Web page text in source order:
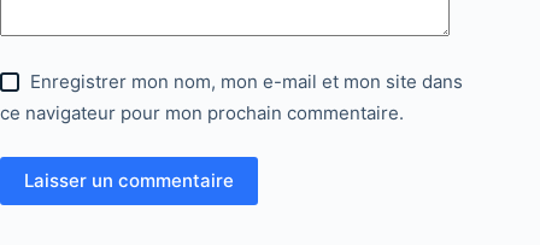
Enregistrer mon nom, mon e-mail et mon site dans
ce navigateur pour mon prochain commentaire.
Laisser un commentaire